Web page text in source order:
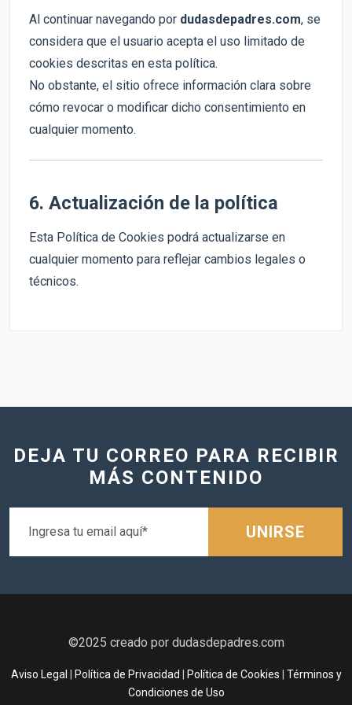
Al continuar navegando por dudasdepadres.com, se
considera que el usuario acepta el uso limitado de
cookies descritas en esta política.
No obstante, el sitio ofrece información clara sobre
cómo revocar o modificar dicho consentimiento en
cualquier momento.
6. Actualización de la política
Esta Política de Cookies podrá actualizarse en
cualquier momento para reflejar cambios legales o
técnicos.
DEJA TU CORREO PARA RECIBIR
MÁS CONTENIDO
UNIRSE
©2025 creado por dudasdepadres.com
Aviso Legal Política de Privacidad Política de Cookies
Términos y
Condiciones de Uso